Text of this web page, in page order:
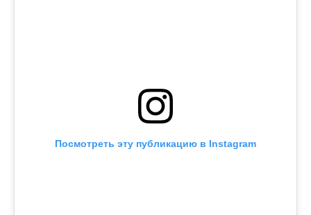
Посмотреть эту публикацию в Instagram